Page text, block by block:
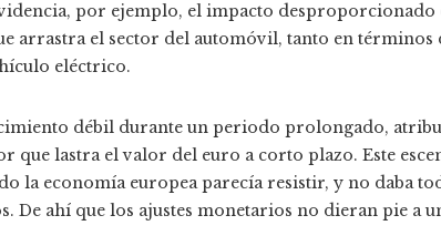
por ejemplo, el impacto desproporcionado
arrastra el sector del automóvil, tanto en términos
eléctrico.
débil durante un periodo prolongado,
que lastra el valor del euro a corto plazo. Este
la economía europea parecía resistir, y no daba
De ahí que los ajustes monetarios no dieran pie a